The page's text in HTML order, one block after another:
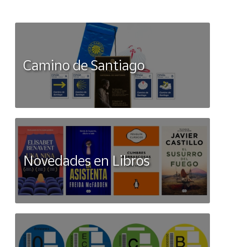
Camino de Santiago
Novedades en Libros